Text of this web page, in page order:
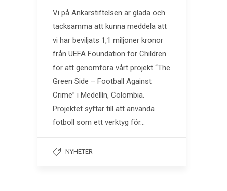
Vi på Ankarstiftelsen är glada och
tacksamma att kunna meddela att
vi har beviljats 1,1 miljoner kronor
från UEFA Foundation for Children
för att genomföra vårt projekt “The
Green Side – Football Against
Crime” i Medellín, Colombia.
Projektet syftar till att använda
fotboll som ett verktyg för…
NYHETER